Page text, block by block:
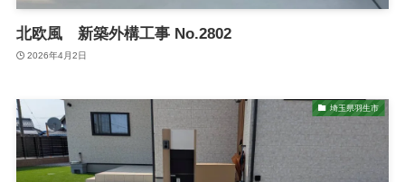
北欧風 新築外構工事 No.2802
2026年4月2日
埼玉県羽生市